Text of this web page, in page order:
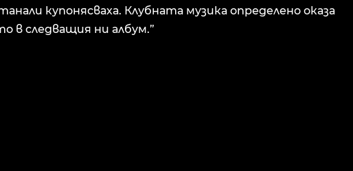
купонясваха. Клубната музика определено оказа
в следващия ни албум.”